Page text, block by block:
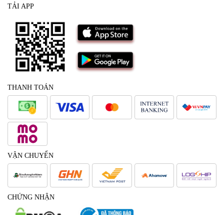
TẢI APP
THANH TOÁN
VẬN CHUYỂN
CHỨNG NHẬN